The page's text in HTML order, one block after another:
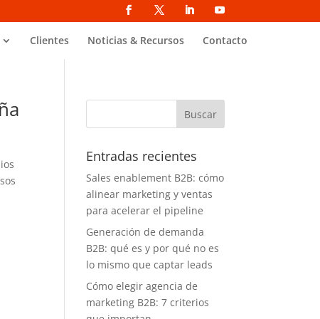
Clientes Noticias & Recursos Contacto
Entradas recientes
Sales enablement B2B: cómo
alinear marketing y ventas
para acelerar el pipeline
Generación de demanda
B2B: qué es y por qué no es
lo mismo que captar leads
Cómo elegir agencia de
marketing B2B: 7 criterios